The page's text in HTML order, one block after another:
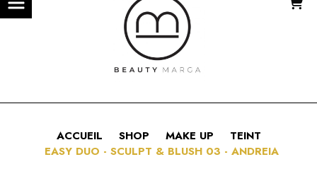
ACCUEIL SHOP MAKE UP
TEINT
EASY DUO - SCULPT & BLUSH 03 - ANDREIA